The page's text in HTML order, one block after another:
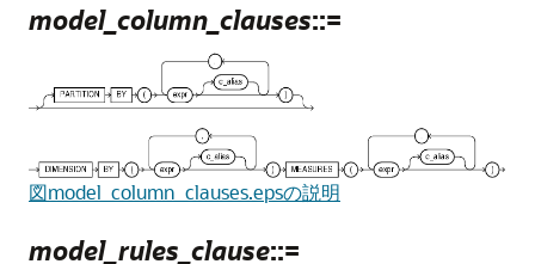
model_column_clauses::=
図model_column_clauses.epsの説明
model_rules_clause::=